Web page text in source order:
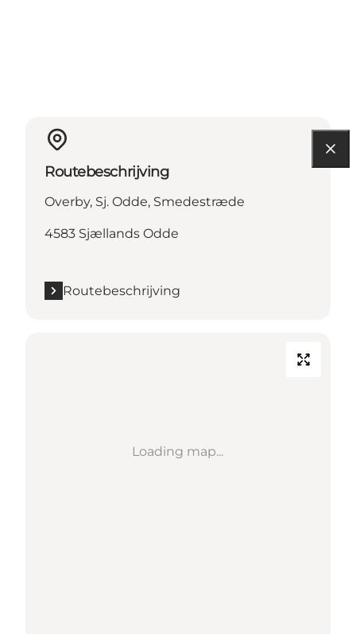
Routebeschrijving
Overby, Sj. Odde, Smedestræde
4583 Sjællands Odde
Routebeschrijving
Loading map...